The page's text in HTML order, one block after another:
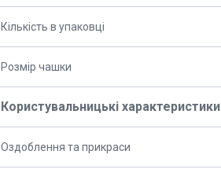
Кількість в упаковці
Розмір чашки
Користувальницькі характеристики
Оздоблення та прикраси